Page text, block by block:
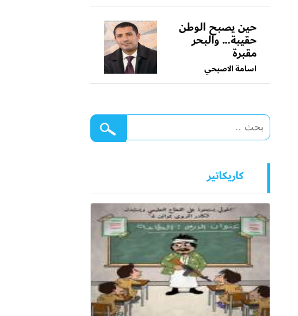
حين يصبح الوطن
حقيبة... والبحر
مقبرة
اسامة الاصبحي
كاريكاتير